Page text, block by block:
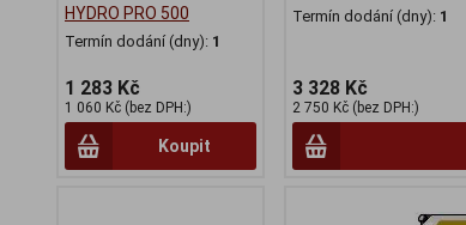
HYDRO PRO 500
Termín dodání (dny): 1
1 283 Kč
1 060 Kč (bez DPH:)
Koupit
Termín dodání (dny): 1
3 328 Kč
2 750 Kč (bez DPH:)